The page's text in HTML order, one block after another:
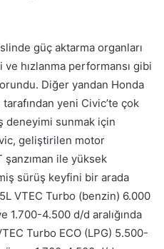
güç aktarma organları
hızlanma performansı gibi
Diğer yandan Honda
yeni Civic’te çok
deneyimi sunmak için
geliştirilen motor
ile yüksek
sürüş keyfini bir arada
VTEC Turbo (benzin) 6.000
1.700-4.500 d/d aralığında
Turbo ECO (LPG) 5.500-